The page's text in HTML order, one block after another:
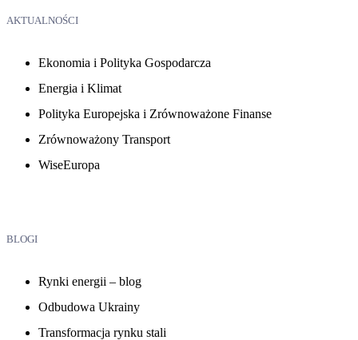
AKTUALNOŚCI
Ekonomia i Polityka Gospodarcza
Energia i Klimat
Polityka Europejska i Zrównoważone Finanse
Zrównoważony Transport
WiseEuropa
BLOGI
Rynki energii – blog
Odbudowa Ukrainy
Transformacja rynku stali